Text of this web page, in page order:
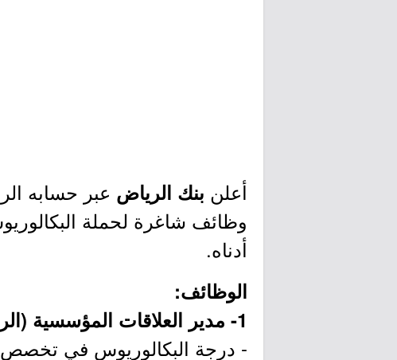
أعلن بنك الرياض عبر حسابه
وظائف شاغرة لحملة
أدناه.
الوظائف:
1- مدير العلاقات المؤسسية (الرياض، المنطقة الشرقية):
- درجة البكالوريوس في تخصص